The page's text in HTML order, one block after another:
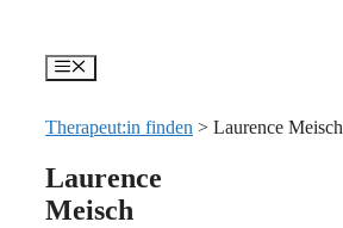
Menü
Therapeut:in finden > Laurence Meisch
Laurence
Meisch